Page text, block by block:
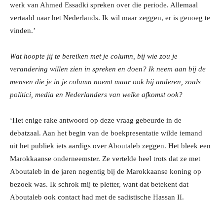
werk van Ahmed Essadki spreken over die periode. Allemaal
vertaald naar het Nederlands. Ik wil maar zeggen, er is genoeg te
vinden.’
Wat hoopte jij te bereiken met je column, bij wie zou je
verandering willen zien in spreken en doen? Ik neem aan bij de
mensen die je in je column noemt maar ook bij anderen, zoals
politici, media en Nederlanders van welke afkomst ook?
‘Het enige rake antwoord op deze vraag gebeurde in de
debatzaal. Aan het begin van de boekpresentatie wilde iemand
uit het publiek iets aardigs over Aboutaleb zeggen. Het bleek een
Marokkaanse onderneemster. Ze vertelde heel trots dat ze met
Aboutaleb in de jaren negentig bij de Marokkaanse koning op
bezoek was. Ik schrok mij te pletter, want dat betekent dat
Aboutaleb ook contact had met de sadistische Hassan II.